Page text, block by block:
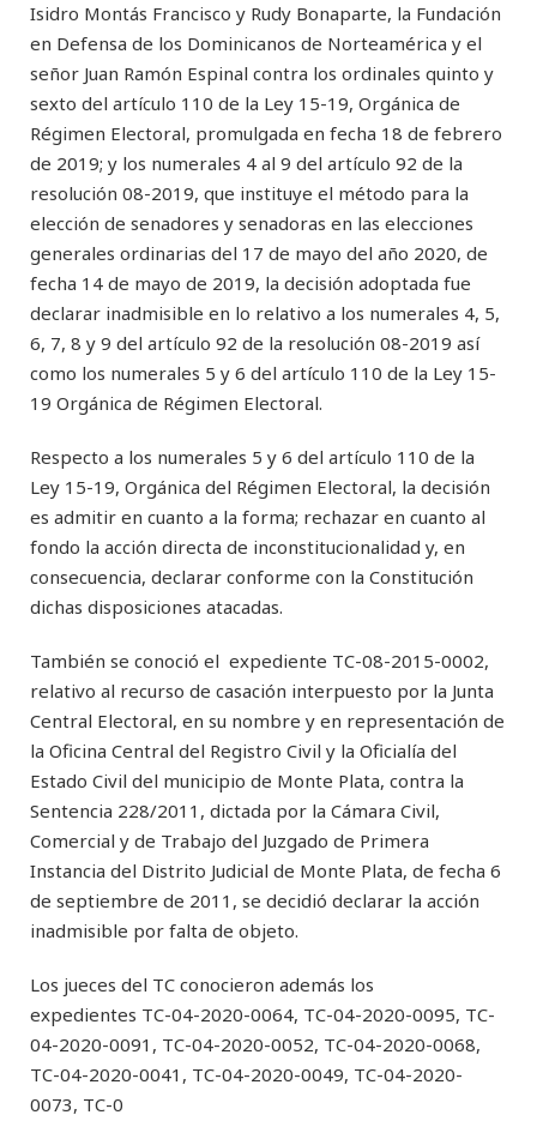
Isidro Montás Francisco y Rudy Bonaparte, la Fundación
en Defensa de los Dominicanos de Norteamérica y el
señor Juan Ramón Espinal contra los ordinales quinto y
sexto del artículo 110 de la Ley 15-19, Orgánica de
Régimen Electoral, promulgada en fecha 18 de febrero
de 2019; y los numerales 4 al 9 del artículo 92 de la
resolución 08-2019, que instituye el método para la
elección de senadores y senadoras en las elecciones
generales ordinarias del 17 de mayo del año 2020, de
fecha 14 de mayo de 2019, la decisión adoptada fue
declarar inadmisible en lo relativo a los numerales 4, 5,
6, 7, 8 y 9 del artículo 92 de la resolución 08-2019 así
como los numerales 5 y 6 del artículo 110 de la Ley 15-
19 Orgánica de Régimen Electoral.
Respecto a los numerales 5 y 6 del artículo 110 de la
Ley 15-19, Orgánica del Régimen Electoral, la decisión
es admitir en cuanto a la forma; rechazar en cuanto al
fondo la acción directa de inconstitucionalidad y, en
consecuencia, declarar conforme con la Constitución
dichas disposiciones atacadas.
También se conoció el expediente TC-08-2015-0002,
relativo al recurso de casación interpuesto por la Junta
Central Electoral, en su nombre y en representación de
la Oficina Central del Registro Civil y la Oficialía del
Estado Civil del municipio de Monte Plata, contra la
Sentencia 228/2011, dictada por la Cámara Civil,
Comercial y de Trabajo del Juzgado de Primera
Instancia del Distrito Judicial de Monte Plata, de fecha 6
de septiembre de 2011, se decidió declarar la acción
inadmisible por falta de objeto.
Los jueces del TC conocieron además los
expedientes TC-04-2020-0064, TC-04-2020-0095, TC-
04-2020-0091, TC-04-2020-0052, TC-04-2020-0068,
TC-04-2020-0041, TC-04-2020-0049, TC-04-2020-
0073, TC-0